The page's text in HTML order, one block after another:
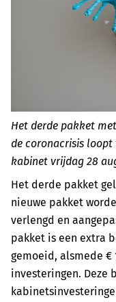
Het derde pakket
de coronacrisis
kabinet vrijdag 28
Het derde pakket
nieuwe pakket
verlengd en
pakket is een extra
gemoeid, alsmede €
investeringen. Deze